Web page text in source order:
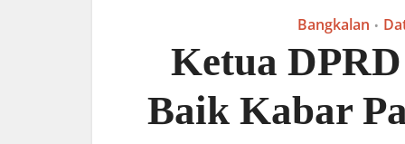
Bangkalan •
Ketua
Baik Kabar